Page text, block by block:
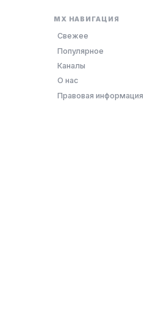
MX НАВИГАЦИЯ
Свежее
Популярное
Каналы
О нас
Правовая информация